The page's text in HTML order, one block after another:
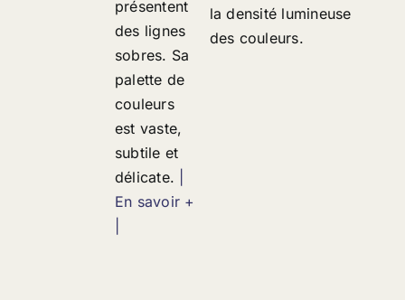
présentent
des lignes
sobres. Sa
palette de
couleurs
est vaste,
subtile et
délicate.
En savoir +
la densité lumineuse
des couleurs.